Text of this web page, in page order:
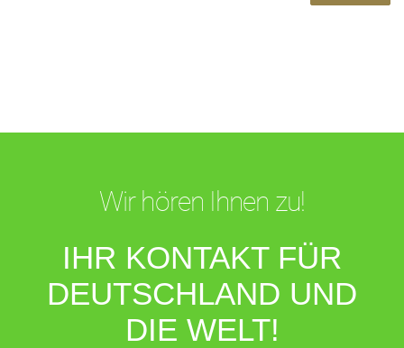
Wir hören Ihnen zu!
IHR KONTAKT FÜR
DEUTSCHLAND UND
DIE WELT!